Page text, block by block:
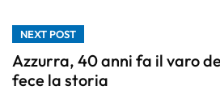
NEXT POST
Azzurra, 40 anni fa il varo
fece la storia